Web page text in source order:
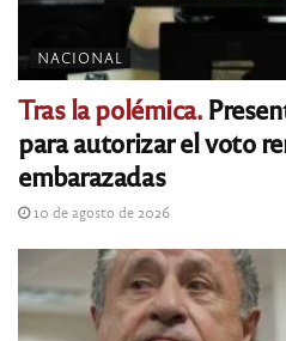
NACIONAL
Tras la polémica.
para autorizar el voto
embarazadas
10 de agosto de 2026